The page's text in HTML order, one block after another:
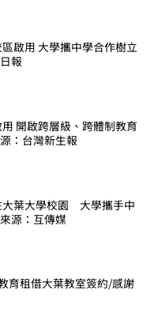
啟用 大學攜中學合作樹立
報
開啟跨層級、跨體制教育
：台灣新生報
大葉大學校園 大學攜手中
源：互傳媒
育租借大葉教室簽約/感謝